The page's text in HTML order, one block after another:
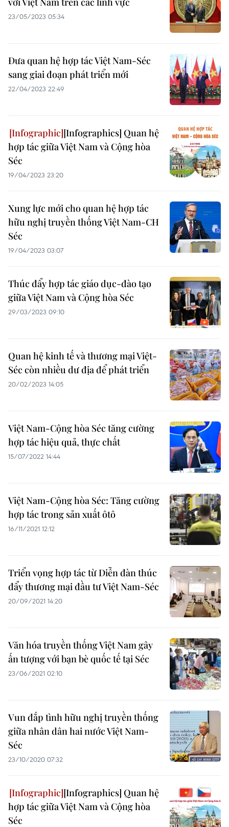
23/05/2023 05:34
Đưa quan hệ hợp tác Việt Nam-Séc
sang giai đoạn phát triển mới
22/04/2023 22:49
[Infographics] Quan hệ
hợp tác giữa Việt Nam và Cộng hòa
Séc
19/04/2023 23:20
Xung lực mới cho quan hệ hợp tác
hữu nghị truyền thống Việt Nam-CH
Séc
19/04/2023 03:07
Thúc đẩy hợp tác giáo dục-đào tạo
giữa Việt Nam và Cộng hòa Séc
29/03/2023 09:10
Quan hệ kinh tế và thương mại Việt-
Séc còn nhiều dư địa để phát triển
20/02/2023 14:05
Việt Nam-Cộng hòa Séc tăng cường
hợp tác hiệu quả, thực chất
15/07/2022 14:44
Việt Nam-Cộng hòa Séc: Tăng cường
hợp tác trong sản xuất ôtô
16/11/2021 12:12
Triển vọng hợp tác từ Diễn đàn thúc
đẩy thương mại đầu tư Việt Nam-Séc
20/09/2021 14:20
Văn hóa truyền thống Việt Nam gây
ấn tượng với bạn bè quốc tế tại Séc
23/06/2021 02:10
Vun đắp tình hữu nghị truyền thống
giữa nhân dân hai nước Việt Nam-
Séc
23/10/2020 07:32
[Infographics] Quan hệ
hợp tác giữa Việt Nam và Cộng hòa
Séc